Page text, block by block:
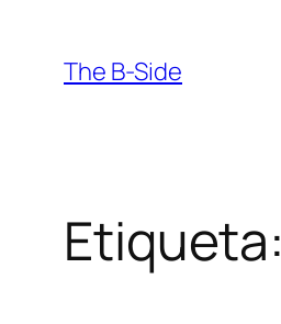
contenido
The B-Side
Etiqueta: